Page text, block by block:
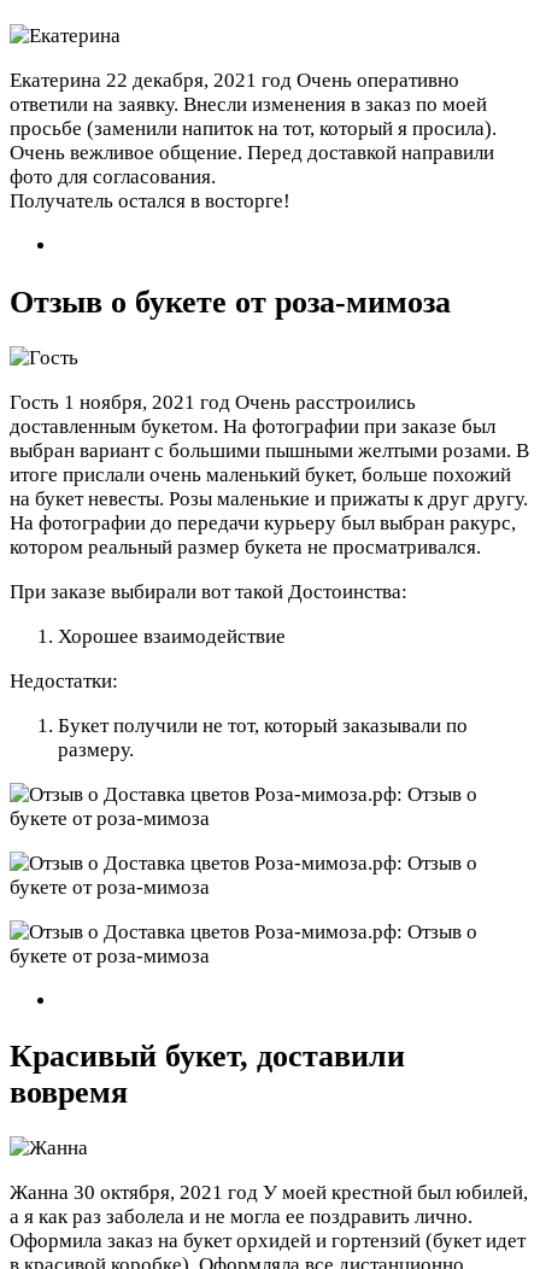
Екатерина 22 декабря, 2021 год Очень оперативно
ответили на заявку. Внесли изменения в заказ по моей
просьбе (заменили напиток на тот, который я просила).
Очень вежливое общение. Перед доставкой направили
фото для согласования.
Получатель остался в восторге!
Отзыв о букете от роза-мимоза
Гость 1 ноября, 2021 год Очень расстроились
доставленным букетом. На фотографии при заказе был
выбран вариант с большими пышными желтыми розами. В
итоге прислали очень маленький букет, больше похожий
на букет невесты. Розы маленькие и прижаты к друг другу.
На фотографии до передачи курьеру был выбран ракурс,
котором реальный размер букета не просматривался.
При заказе выбирали вот такой Достоинства:
Хорошее взаимодействие
Недостатки:
Букет получили не тот, который заказывали по
размеру.
Красивый букет, доставили
вовремя
Жанна 30 октября, 2021 год У моей крестной был юбилей,
а я как раз заболела и не могла ее поздравить лично.
Оформила заказ на букет орхидей и гортензий (букет идет